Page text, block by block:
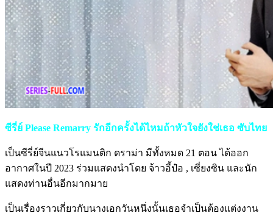
ซีรี่ย์ Please Remarry รักอีกครั้งได้ไหมถ้าหัวใจยังใช่เธอ ซับไทย
เป็นซีรี่ย์จีนแนวโรแมนติก ดราม่า มีทั้งหมด 21 ตอน ได้ออก
อากาศในปี 2023 ร่วมแสดงนำโดย จ้าวอี้ป๋อ , เซี่ยงซิน และนัก
แสดงท่านอื่นอีกมากมาย
เป็นเรื่องราวเกี่ยวกับนางเอกวันหนึ่งนั้นเธอจำเป็นต้องแต่งงาน